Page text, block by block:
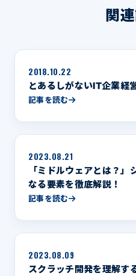
関
2018.10.22
とあるしがないIT企業経
記事を読む
2023.08.21
「ミドルウェアとは？」
なる要素を徹底解説！
記事を読む
2023.08.09
スクラッチ開発を理解す